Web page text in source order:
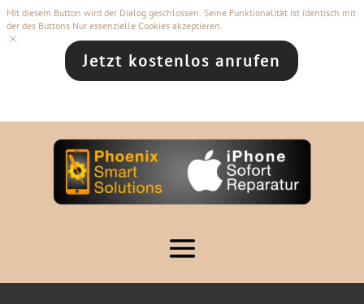
Jetzt kostenlos anrufen
Mit diesem Button wird der Dialog geschlossen. Seine Funktionalität ist identisch mit
der des Buttons Nur essenzielle Cookies akzeptieren.